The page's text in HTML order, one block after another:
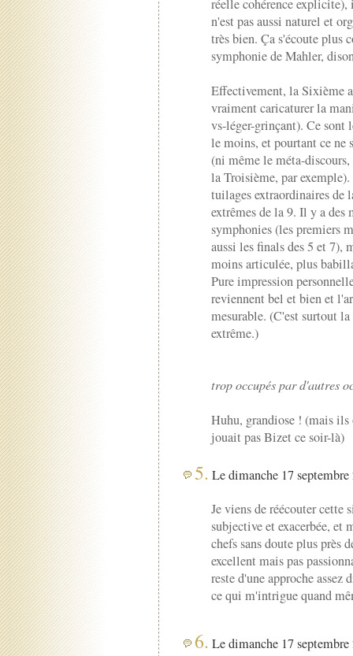
réelle cohérence explicite),
n'est pas aussi naturel et
très bien. Ça s'écoute plus
symphonie de Mahler,
Effectivement, la Sixième
vraiment caricaturer la
vs-léger-grinçant). Ce sont
le moins, et pourtant ce ne
(ni même le méta-discours,
la Troisième, par
tuilages extraordinaires de
extrêmes de la 9. Il y a des
symphonies (les premiers
aussi les finals des 5 et 7),
moins articulée, plus
Pure impression
reviennent bel et bien et
mesurable. (C'est surtout
extrême.)
trop occupés par d'autres
Huhu, grandiose ! (mais
jouait pas Bizet ce soir-là)
5. Le dimanche 17
Je viens de réécouter
subjective et exacerbée, et
chefs sans doute plus près
excellent mais pas
reste d'une approche
ce qui m'intrigue quand
6. Le dimanche 17